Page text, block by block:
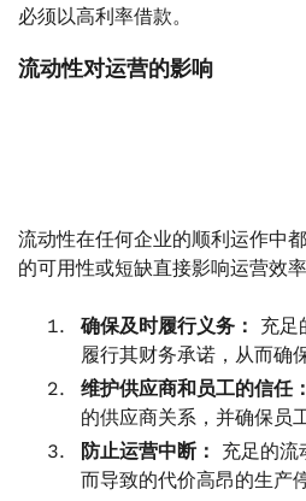
必须以高利率借款。
流动性对运营的影响
流动性在任何企业的顺利运作中
的可用性或短缺直接影响运营效
确保及时履行义务：
充足
履行其财务承诺，从而确
维护供应商和员工的信任：
的供应商关系，并确保员
防止运营中断：
充足的流
而导致的代价高昂的生产